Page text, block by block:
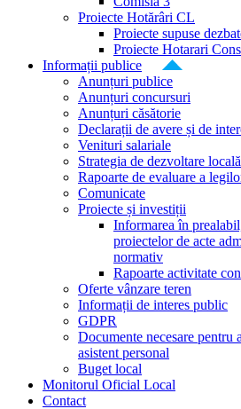
Proiecte Hotărâri CL
Proiecte supuse
Proiecte Hotarari
Informații publice
Anunțuri publice
Anunțuri concursuri
Anunțuri căsătorie
Declarații de avere și de
Venituri salariale
Strategia de dezvoltare locală
Rapoarte de evaluare a
Comunicate
Proiecte și investiții
Informarea în
proiectelor de acte
normativ
Rapoarte activitate
Oferte vânzare teren
Informații de interes public
GDPR
Documente necesare pentru
asistent personal
Buget local
Monitorul Oficial Local
Contact